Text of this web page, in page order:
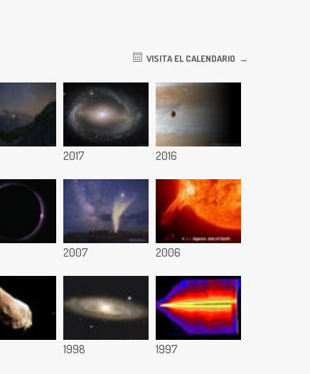
VISITA EL CALENDARIO
2017 2016
2007 2006
1998 1997